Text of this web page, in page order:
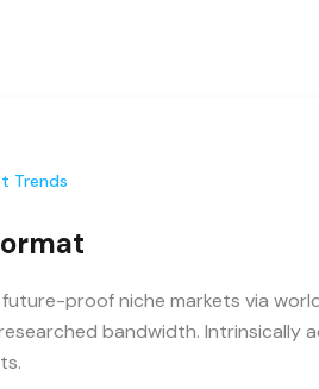
Trends
proof niche markets via
bandwidth. Intrinsically